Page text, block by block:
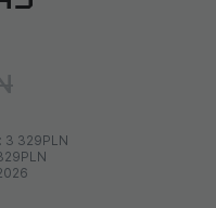
3 329PLN